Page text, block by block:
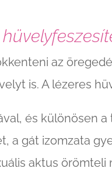
az
is. A lézeres
és különösen
a gát izomzata
aktus